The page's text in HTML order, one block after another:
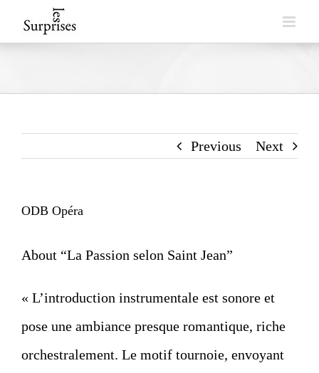
to
Previous Next
ODB Opéra
About “La Passion selon Saint Jean”
« L’introduction instrumentale est sonore et
pose une ambiance presque romantique, riche
orchestralement. Le motif tournoie, envoyant